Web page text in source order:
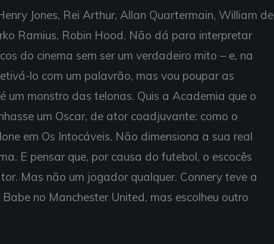
Jones, Rei Arthur, Allan Quartermain, William de
Ramius, Robin Hood. Não dá para interpretar
do cinema sem ser um verdadeiro mito – e, na
lo com um palavrão, mas vou poupar as
um monstro das telonas. Quis a Academia que o
um Oscar, de ator coadjuvante: como o
em Os Intocáveis. Não dimensiona a sua real
E pensar que, por causa do futebol, o escocês
Mas não um jogador qualquer. Connery teve a
no Manchester United, mas escolheu outro